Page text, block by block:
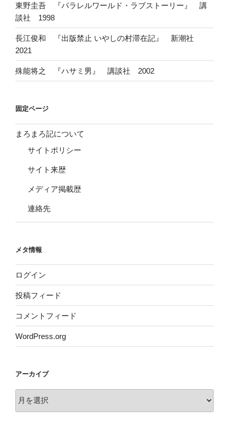
東野圭吾 『パラレルワールド・ラブストーリー』 講
談社 1998
長江俊和 『出版禁止 いやしの村滞在記』 新潮社
2021
殊能将之 『ハサミ男』 講談社 2002
固定ページ
まろまろ記について
サイトポリシー
サイト来歴
メディア掲載歴
連絡先
メタ情報
ログイン
投稿フィード
コメントフィード
WordPress.org
アーカイブ
ー